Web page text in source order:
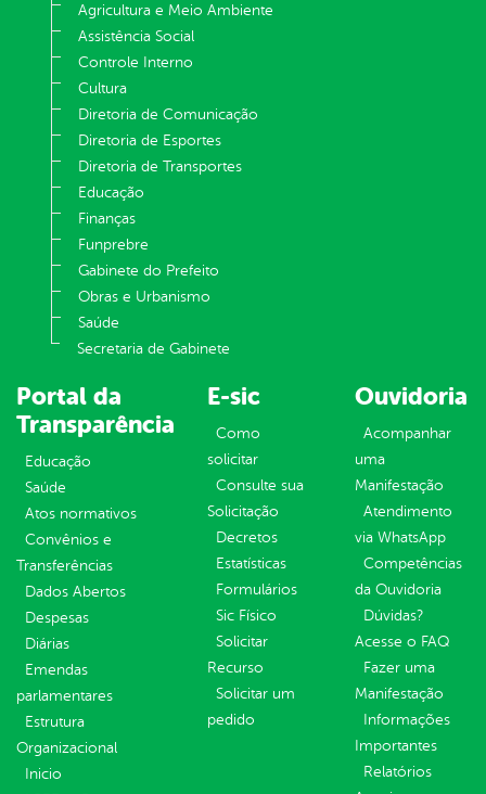
Agricultura e Meio Ambiente
Assistência Social
Controle Interno
Cultura
Diretoria de Comunicação
Diretoria de Esportes
Diretoria de Transportes
Educação
Finanças
Funprebre
Gabinete do Prefeito
Obras e Urbanismo
Saúde
Secretaria de Gabinete
Portal da
Transparência
Educação
Saúde
Atos normativos
Convênios e
Transferências
Dados Abertos
Despesas
Diárias
Emendas
parlamentares
Estrutura
Organizacional
Inicio
E-sic
Como
solicitar
Consulte sua
Solicitação
Decretos
Estatísticas
Formulários
Sic Físico
Solicitar
Recurso
Solicitar um
pedido
Ouvidoria
Acompanhar
uma
Manifestação
Atendimento
via WhatsApp
Competências
da Ouvidoria
Dúvidas?
Acesse o FAQ
Fazer uma
Manifestação
Informações
Importantes
Relatórios